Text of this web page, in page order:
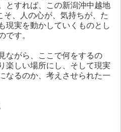
とすれば、この新潟沖中越地
そ、人の心が、気持ちが、た
現実を動かしていくものとし
です。
ながら、ここで何をするの
楽しい場所にし、そして現実
なるのか、考えさせられた一